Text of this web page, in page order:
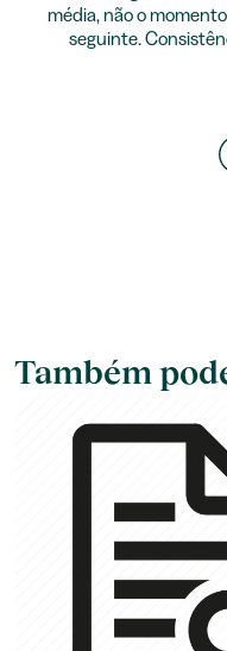
média, não o
seguinte.
Também